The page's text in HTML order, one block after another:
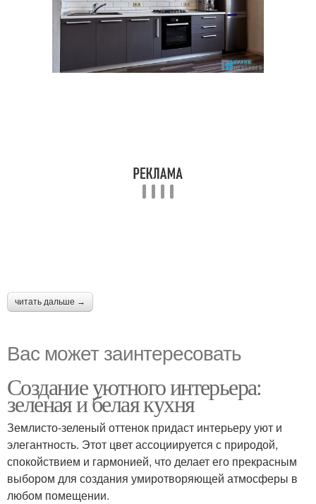
читать дальше →
Вас может заинтересовать
Создание уютного интерьера:
зеленая и белая кухня
Землисто-зеленый оттенок придаст интерьеру уют и
элегантность. Этот цвет ассоциируется с природой,
спокойствием и гармонией, что делает его прекрасным
выбором для создания умиротворяющей атмосферы в
любом помещении.